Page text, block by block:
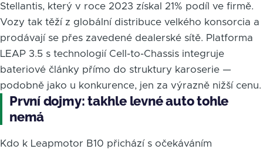
Stellantis, který v roce 2023 získal 21% podíl ve firmě.
Vozy tak těží z globální distribuce velkého konsorcia a
prodávají se přes zavedené dealerské sítě. Platforma
LEAP 3.5 s technologií Cell-to-Chassis integruje
bateriové články přímo do struktury karoserie —
podobně jako u konkurence, jen za výrazně nižší cenu.
První dojmy: takhle levné auto tohle
nemá
Kdo k Leapmotor B10 přichází s očekáváním